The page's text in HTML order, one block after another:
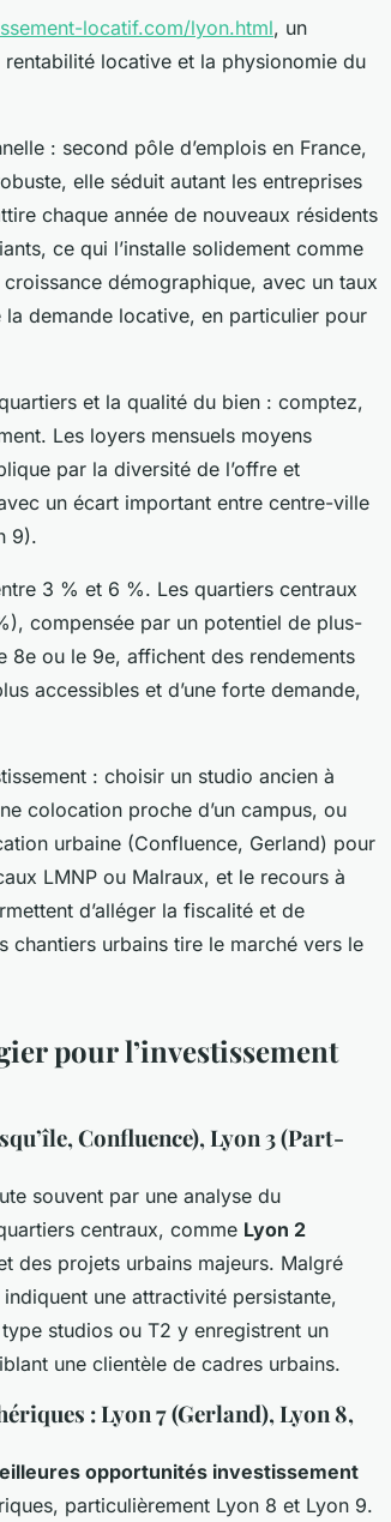
locatif.com/lyon.html, un
locative et la physionomie du
: second pôle d’emplois en France,
elle séduit autant les entreprises
chaque année de nouveaux résidents
ce qui l’installe solidement comme
démographique, avec un taux
demande locative, en particulier pour
et la qualité du bien : comptez,
Les loyers mensuels moyens
par la diversité de l’offre et
un écart important entre centre-ville
9).
3 % et 6 %. Les quartiers centraux
compensée par un potentiel de plus-
8e ou le 9e, affichent des rendements
accessibles et d’une forte demande,
: choisir un studio ancien à
colocation proche d’un campus, ou
urbaine (Confluence, Gerland) pour
LMNP ou Malraux, et le recours à
d’alléger la fiscalité et de
chantiers urbains tire le marché vers le
pour l’investissement
Confluence), Lyon 3 (Part-
souvent par une analyse du
centraux, comme Lyon 2
des projets urbains majeurs. Malgré
une attractivité persistante,
studios ou T2 y enregistrent un
une clientèle de cadres urbains.
: Lyon 7 (Gerland), Lyon 8,
opportunités investissement
particulièrement Lyon 8 et Lyon 9.